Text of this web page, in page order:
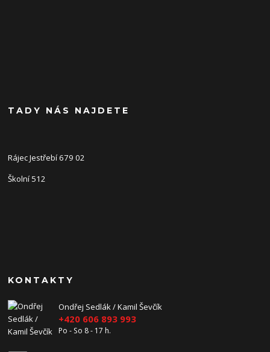
TADY NÁS NAJDETE
Rájec Jestřebí 679 02
Školní 512
KONTAKTY
Ondřej Sedlák / Kamil Ševčík
+420 606 893 993
Po - So 8 - 17 h.